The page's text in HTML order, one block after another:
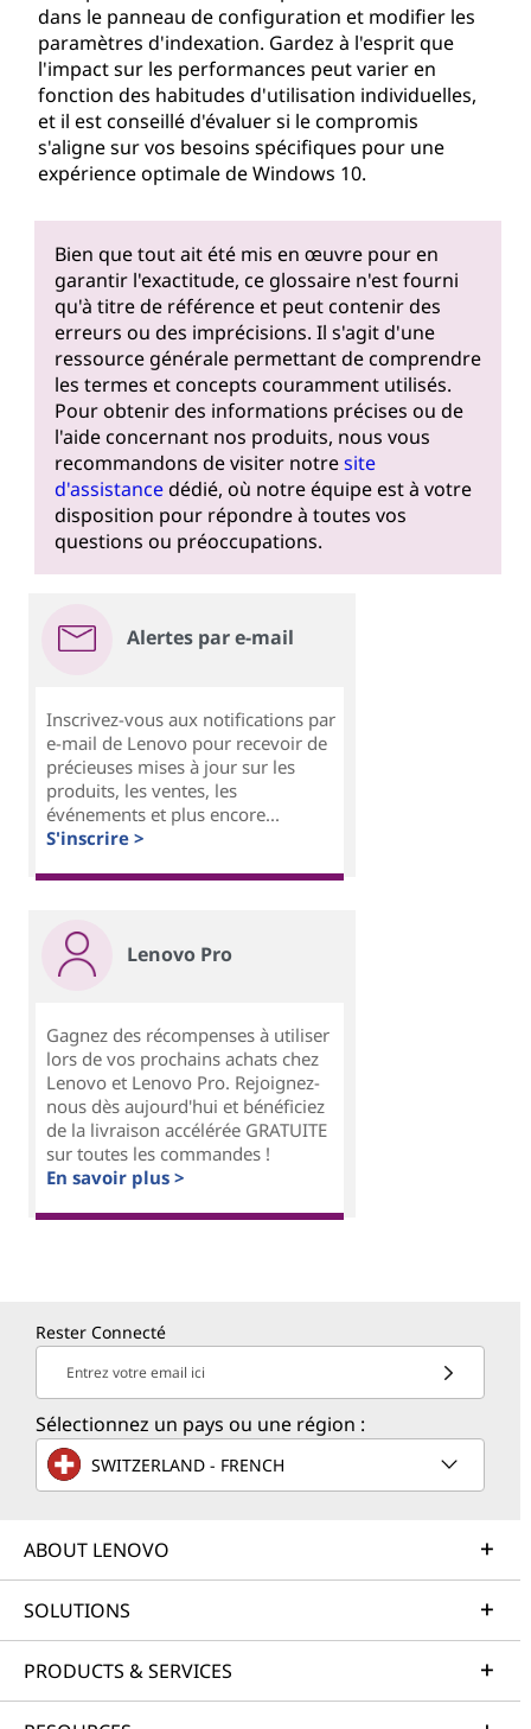
dans le panneau de configuration et modifier les
paramètres d'indexation. Gardez à l'esprit que
l'impact sur les performances peut varier en
fonction des habitudes d'utilisation individuelles,
et il est conseillé d'évaluer si le compromis
s'aligne sur vos besoins spécifiques pour une
expérience optimale de Windows 10.
Bien que tout ait été mis en œuvre pour en
garantir l'exactitude, ce glossaire n'est fourni
qu'à titre de référence et peut contenir des
erreurs ou des imprécisions. Il s'agit d'une
ressource générale permettant de comprendre
les termes et concepts couramment utilisés.
Pour obtenir des informations précises ou de
l'aide concernant nos produits, nous vous
recommandons de visiter notresite
d'assistancedédié, où notre équipe est à votre
disposition pour répondre à toutes vos
questions ou préoccupations.
Alertes par e-mail
Inscrivez-vous aux notifications par
e-mail de Lenovo pour recevoir de
précieuses mises à jour sur les
produits, les ventes, les
événements et plus encore...
S'inscrire >
Lenovo Pro
Gagnez des récompenses à utiliser
lors de vos prochains achats chez
Lenovo et Lenovo Pro. Rejoignez-
nous dès aujourd'hui et bénéficiez
de la livraison accélérée GRATUITE
sur toutes les commandes !
En savoir plus >
Rester Connecté
Entrez votre email ici
Sélectionnez un pays ou une région :
SWITZERLAND - FRENCH
ABOUT LENOVO
SOLUTIONS
PRODUCTS & SERVICES